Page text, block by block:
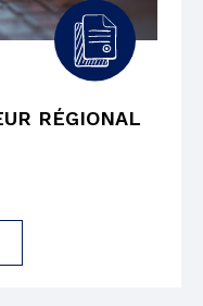
RÉGIONAL